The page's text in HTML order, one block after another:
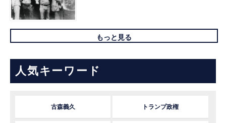
もっと見る
人気キーワード
古森義久 トランプ政権